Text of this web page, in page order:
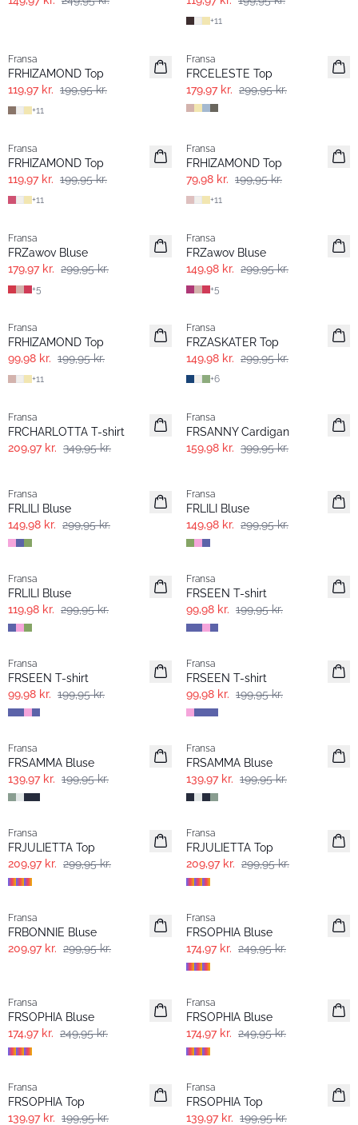
+11
Fransa
FRHIZAMOND Top
119,97 kr. 199,95 kr.
+11
Fransa
FRCELESTE Top
179,97 kr. 299,95 kr.
Fransa
FRHIZAMOND Top
119,97 kr. 199,95 kr.
+11
Fransa
FRHIZAMOND Top
79,98 kr. 199,95 kr.
+11
Fransa
FRZawov Bluse
179,97 kr. 299,95 kr.
+5
Fransa
FRZawov Bluse
149,98 kr. 299,95 kr.
+5
Fransa
FRHIZAMOND Top
99,98 kr. 199,95 kr.
+11
Fransa
FRZASKATER Top
149,98 kr. 299,95 kr.
+6
Fransa
FRCHARLOTTA T-shirt
209,97 kr. 349,95 kr.
Fransa
FRSANNY Cardigan
159,98 kr. 399,95 kr.
Fransa
FRLILI Bluse
149,98 kr. 299,95 kr.
Fransa
FRLILI Bluse
149,98 kr. 299,95 kr.
- 60%
Fransa
FRLILI Bluse
119,98 kr. 299,95 kr.
Extended size
- 50%
Fransa
FRSEEN T-shirt
99,98 kr. 199,95 kr.
Extended size
- 50%
Fransa
FRSEEN T-shirt
99,98 kr. 199,95 kr.
Extended size
- 50%
Fransa
FRSEEN T-shirt
99,98 kr. 199,95 kr.
-30%
Fransa
FRSAMMA Bluse
139,97 kr. 199,95 kr.
-30%
Fransa
FRSAMMA Bluse
139,97 kr. 199,95 kr.
-30%
Fransa
FRJULIETTA Top
209,97 kr. 299,95 kr.
-30%
Fransa
FRJULIETTA Top
209,97 kr. 299,95 kr.
-30%
Fransa
FRBONNIE Bluse
209,97 kr. 299,95 kr.
-30%
Fransa
FRSOPHIA Bluse
174,97 kr. 249,95 kr.
Fransa
FRSOPHIA Bluse
174,97 kr. 249,95 kr.
-30%
Fransa
FRSOPHIA Bluse
174,97 kr. 249,95 kr.
-30%
Fransa
FRSOPHIA Top
139,97 kr. 199,95 kr.
-30%
Fransa
FRSOPHIA Top
139,97 kr. 199,95 kr.